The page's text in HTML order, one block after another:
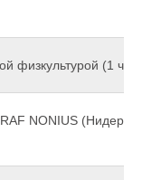
физкультурой (1 час)
NONIUS